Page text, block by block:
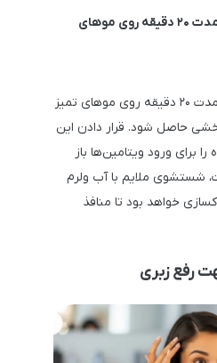
یک تا دوبار در هفته، به مدت ۲۰ دقیقه روی موهای
یک تا دوبار در هفته، به مدت ۲۰ دقیقه روی موهای تمیز
حاصل شود. قرار دادن این
برای ورود ویتامین‌ها باز
شستشوی ملایم با آب ولرم
خواهد بود تا منافذ
رفع زبری